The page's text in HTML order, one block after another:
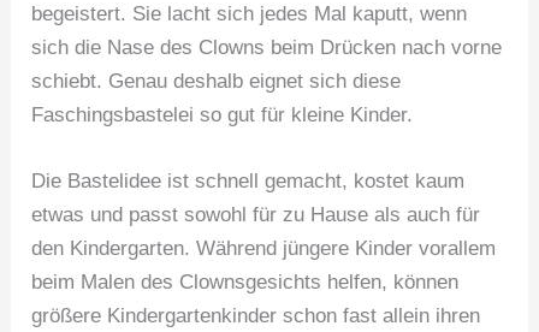
begeistert. Sie lacht sich jedes Mal kaputt, wenn
sich die Nase des Clowns beim Drücken nach vorne
schiebt. Genau deshalb eignet sich diese
Faschingsbastelei so gut für kleine Kinder.
Die Bastelidee ist schnell gemacht, kostet kaum
etwas und passt sowohl für zu Hause als auch für
den Kindergarten. Während jüngere Kinder vorallem
beim Malen des Clownsgesichts helfen, können
größere Kindergartenkinder schon fast allein ihren